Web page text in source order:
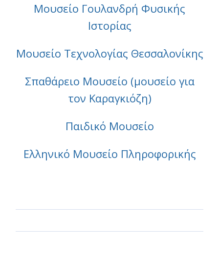
Μουσείο Γουλανδρή Φυσικής
Ιστορίας
Μουσείο Τεχνολογίας Θεσσαλονίκης
Σπαθάρειο Μουσείο (μουσείο για
τον Καραγκιόζη)
Παιδικό Μουσείο
Ελληνικό Μουσείο Πληροφορικής